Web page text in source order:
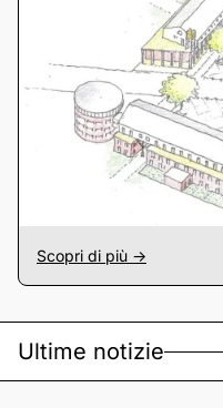
Scopri di più ->
Ultime notizie